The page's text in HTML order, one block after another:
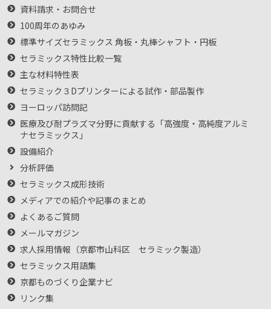
資料請求・お問合せ
100周年のあゆみ
標準サイズセラミックス 角板・丸棒シャフト・円板
セラミックス特性比較一覧
主な材料特性表
セラミック３Dプリンターによる試作・部品製作
ヨーロッパ訪問記
医療及び耐プラズマ分野に貢献する「高強度・高純度アルミ
ナセラミックス」
設備紹介
分析評価
セラミックス成形技術
メディアでの紹介や記事のまとめ
よくあるご質問
メールマガジン
求人採用情報（京都市山科区 セラミック製造）
セラミックス用語集
京都ものづくり企業ナビ
リンク集